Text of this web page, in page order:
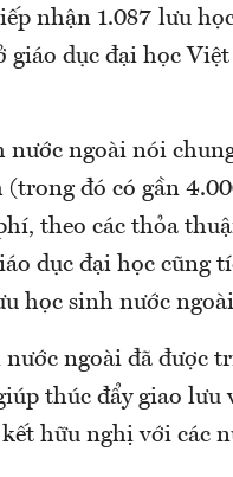
nhận 1.087 lưu
giáo dục đại học
ngoài nói
(trong đó có gần
theo các thỏa
dục đại học cũng
học sinh nước
ngoài đã được
thúc đẩy giao lưu
hữu nghị với các